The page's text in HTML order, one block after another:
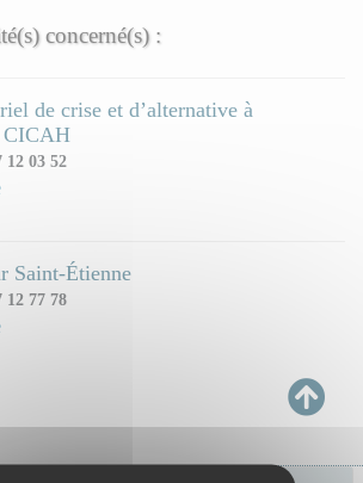
concerné(s) :
de crise et d’alternative à
CICAH
12 03 52
Saint-Étienne
12 77 78